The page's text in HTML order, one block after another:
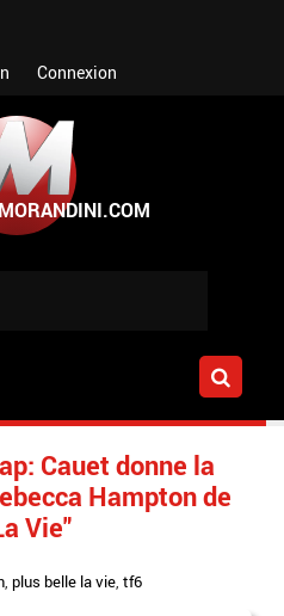
Connexion
Cauet donne la
Hampton de
Vie"
,plus belle la vie,tf6